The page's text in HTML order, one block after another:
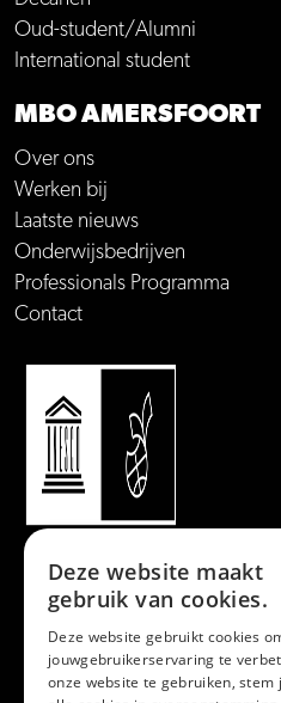
Oud-student/Alumni
International student
MBO AMERSFOORT
Over ons
Werken bij
Laatste nieuws
Onderwijsbedrijven
Professionals Programma
Contact
Deze website maakt
gebruik van cookies.
Deze website gebruikt cookies
jouwgebruikerservaring te
onze website te gebruiken, stem